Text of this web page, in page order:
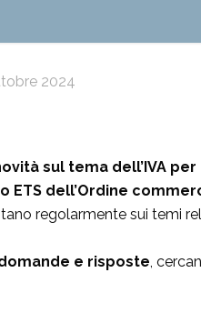
2024
sul tema dell’IVA
ETS dell’Ordine
regolarmente sui temi
e risposte,